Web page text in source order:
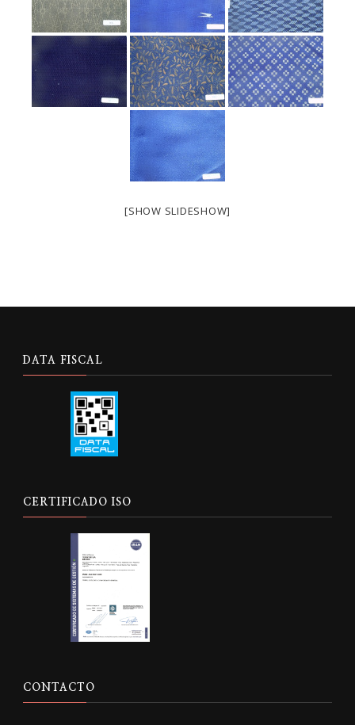
[SHOW SLIDESHOW]
DATA FISCAL
CERTIFICADO ISO
CONTACTO